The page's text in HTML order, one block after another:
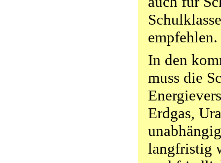
empfehlen.
In den
muss die
Erdgas,
langfristig